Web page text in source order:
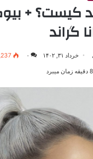
کیست؟ +
گراند
خرداد ۳۱, ۱۴۰۲ ۰